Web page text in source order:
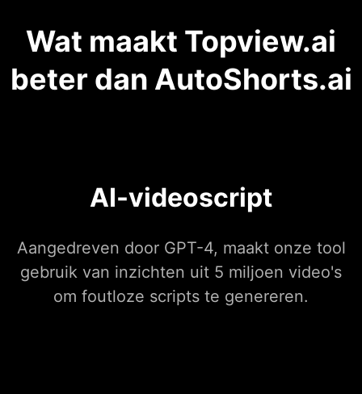
Wat maakt Topview.ai
beter dan AutoShorts.ai
AI-videoscript
Aangedreven door GPT-4, maakt onze tool
gebruik van inzichten uit 5 miljoen video's
om foutloze scripts te genereren.